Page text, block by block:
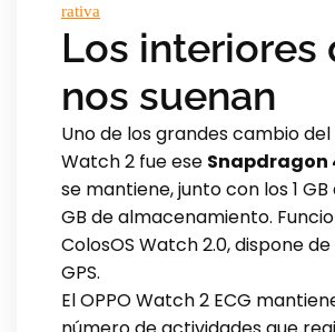
rativa
Los interiores
nos suenan
Uno de los grandes cambio
Watch 2 fue ese Snapdragon
se mantiene, junto con los 1 GB
GB de almacenamiento.
ColosOS Watch 2.0, dispone de
GPS.
El OPPO Watch 2 ECG